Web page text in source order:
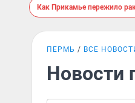
Как Прикамье пережило
ПЕРМЬ ВСЕ
Новости